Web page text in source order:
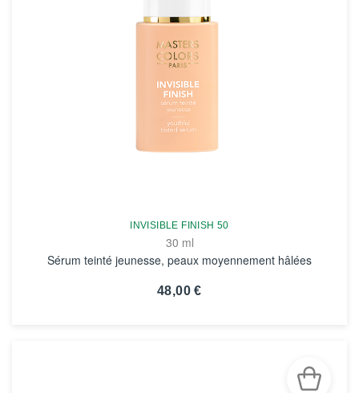
INVISIBLE FINISH 50
30 ml
Sérum teinté jeunesse, peaux moyennement hâlées
48,00 €